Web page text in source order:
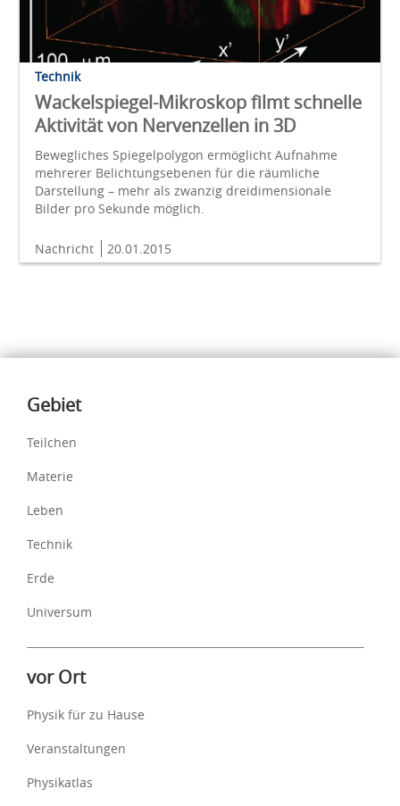
Technik
Wackelspiegel-Mikroskop filmt schnelle
Aktivität von Nervenzellen in 3D
Bewegliches Spiegelpolygon ermöglicht Aufnahme
mehrerer Belichtungsebenen für die räumliche
Darstellung – mehr als zwanzig dreidimensionale
Bilder pro Sekunde möglich.
Nachricht 20.01.2015
Inhalte
Gebiet
Teilchen
Materie
Leben
Technik
Erde
Universum
vor Ort
Physik für zu Hause
Veranstaltungen
Physikatlas